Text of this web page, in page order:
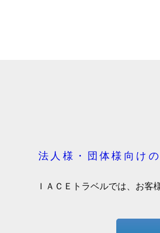
法人様・団体様向け
ＩＡＣＥトラベルでは、お客